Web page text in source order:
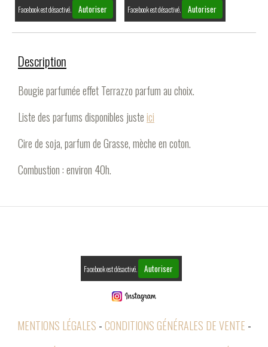
Facebook est désactivé. Autoriser Facebook est désactivé. Autoriser
Description
Bougie parfumée effet Terrazzo parfum au choix.
Liste des parfums disponibles justeici
Cire de soja, parfum de Grasse, mèche en coton.
Combustion : environ 40h.
Facebook est désactivé. Autoriser
MENTIONS LÉGALES CONDITIONS GÉNÉRALES DE VENTE